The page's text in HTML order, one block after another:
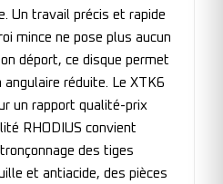
Un travail précis et rapide
mince ne pose plus aucun
déport, ce disque permet
réduite. Le XTK6
un rapport qualité-prix
RHODIUS convient
des tiges
et antiacide, des pièces